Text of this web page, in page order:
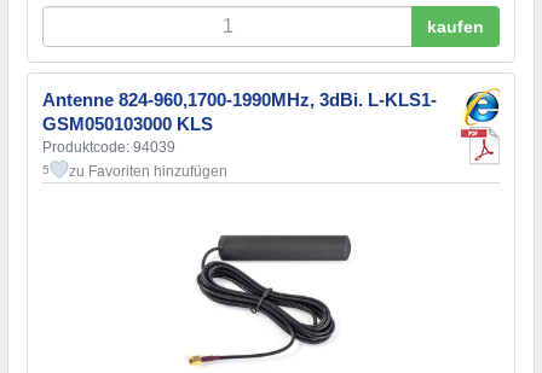
kaufen
Antenne 824-960,1700-1990MHz, 3dBi. L-KLS1-
GSM050103000 KLS
Produktcode: 94039
5 zu Favoriten hinzufügen